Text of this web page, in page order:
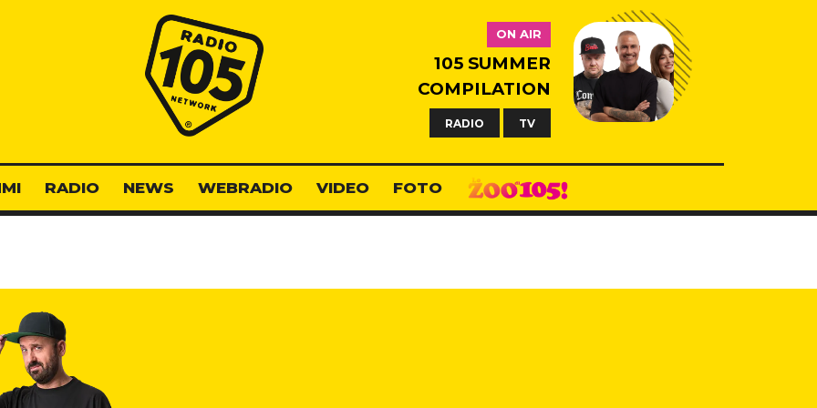
Radio 105
ON AIR
105 SUMMER
COMPILATION
RADIO TV
RADIO NEWS WEBRADIO VIDEO FOTO